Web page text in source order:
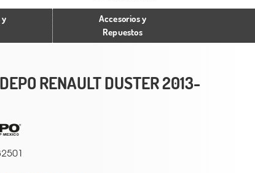
y
Accesorios y
Repuestos
RENAULT DUSTER 2013-